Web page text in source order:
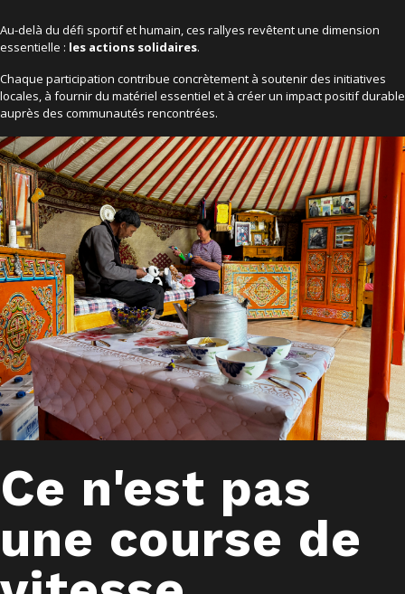
Au-delà du défi sportif et humain, ces rallyes revêtent une dimension
essentielle : les actions solidaires.
Chaque participation contribue concrètement à soutenir des initiatives
locales, à fournir du matériel essentiel et à créer un impact positif durable
auprès des communautés rencontrées.
Ce n'est pas
une course de